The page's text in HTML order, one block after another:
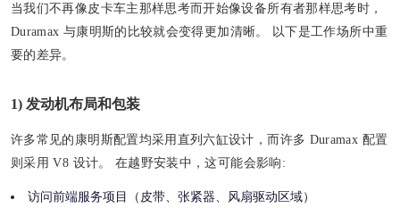
当我们不再像皮卡车主那样思考而开始像设备所有者那样思考时，
Duramax 与康明斯的比较就会变得更加清晰。 以下是工作场所中重
要的差异。
1) 发动机布局和包装
许多常见的康明斯配置均采用直列六缸设计，而许多 Duramax 配置
则采用 V8 设计。 在越野安装中，这可能会影响:
访问前端服务项目（皮带、张​​紧器、风扇驱动区域）